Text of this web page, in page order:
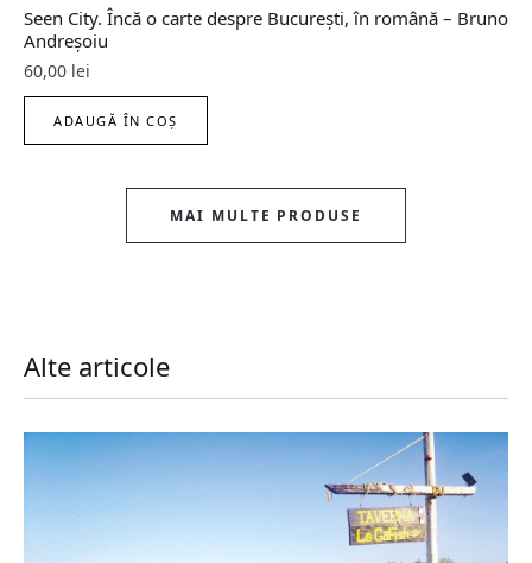
Seen City. Încă o carte despre București, în română – Bruno
Andreșoiu
60,00 lei
ADAUGĂ ÎN COȘ
MAI MULTE PRODUSE
Alte articole